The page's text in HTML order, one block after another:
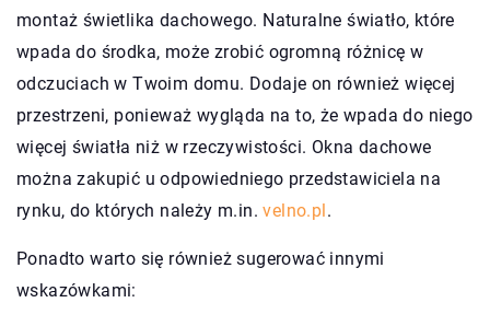
montaż świetlika dachowego. Naturalne światło, które
wpada do środka, może zrobić ogromną różnicę w
odczuciach w Twoim domu. Dodaje on również więcej
przestrzeni, ponieważ wygląda na to, że wpada do niego
więcej światła niż w rzeczywistości. Okna dachowe
można zakupić u odpowiedniego przedstawiciela na
rynku, do których należy m.in.velno.pl.
Ponadto warto się również sugerować innymi
wskazówkami: